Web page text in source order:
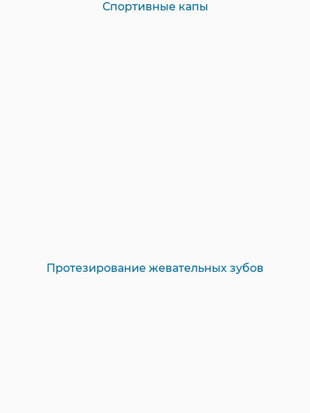
Спортивные капы
Протезирование жевательных зубов